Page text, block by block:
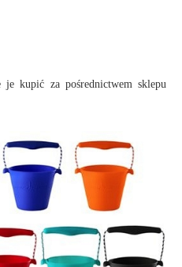
je kupić za pośrednictwem sklepu